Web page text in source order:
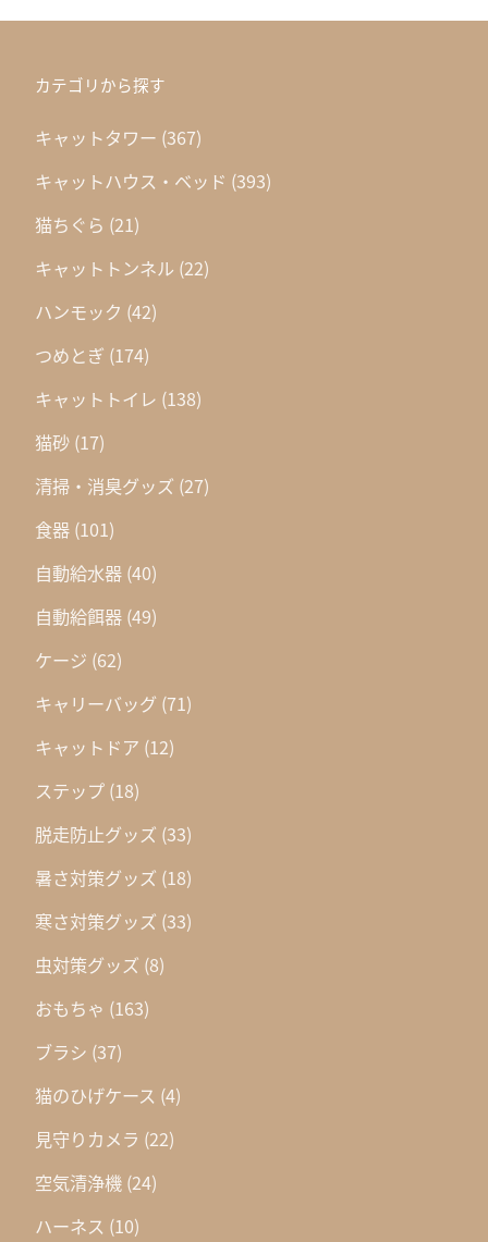
カテゴリから探す
キャットタワー (367)
キャットハウス・ベッド (393)
猫ちぐら (21)
キャットトンネル (22)
ハンモック (42)
つめとぎ (174)
キャットトイレ (138)
猫砂 (17)
清掃・消臭グッズ (27)
食器 (101)
自動給水器 (40)
自動給餌器 (49)
ケージ (62)
キャリーバッグ (71)
キャットドア (12)
ステップ (18)
脱走防止グッズ (33)
暑さ対策グッズ (18)
寒さ対策グッズ (33)
虫対策グッズ (8)
おもちゃ (163)
ブラシ (37)
猫のひげケース (4)
見守りカメラ (22)
空気清浄機 (24)
ハーネス (10)